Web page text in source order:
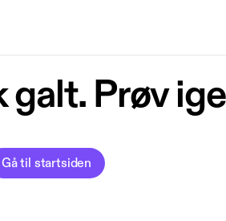
Prøv
Gå til startsiden